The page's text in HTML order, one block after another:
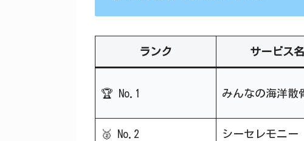
ランク サービス名
🏆 No.1 みんなの海洋散
🥈 No.2 シーセレモニー